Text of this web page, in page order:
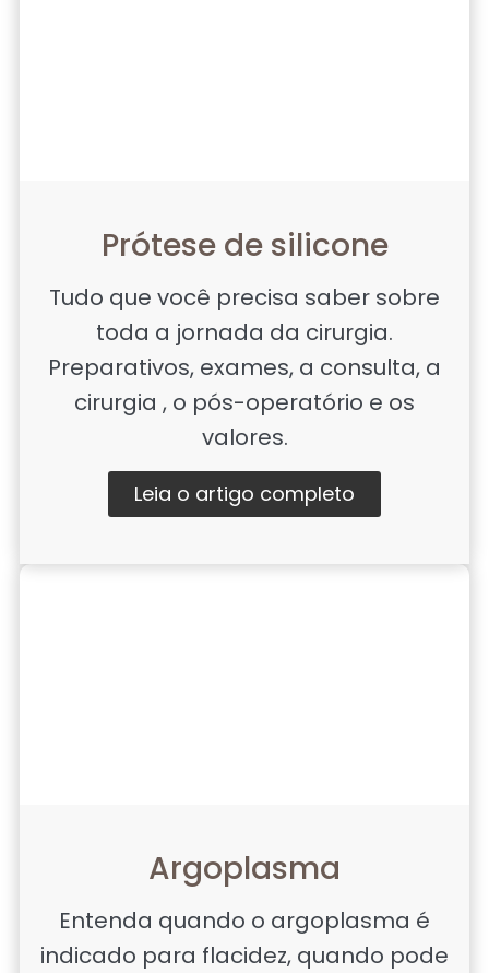
Prótese de silicone
Tudo que você precisa saber sobre
toda a jornada da cirurgia.
Preparativos, exames, a consulta, a
cirurgia , o pós-operatório e os
valores.
Leia o artigo completo
Argoplasma
Entenda quando o argoplasma é
indicado para flacidez, quando pode